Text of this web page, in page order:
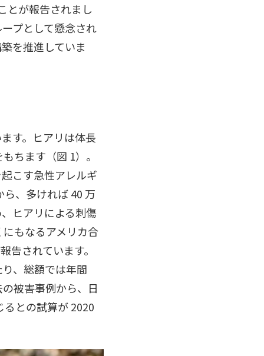
とが報告されまし
プとして懸念され
を推進していま
す。ヒアリは体長
ちます（図 1）。
こす急性アレルギ
、多ければ 40 万
ヒアリによる刺傷
もなるアメリカ合
告されています。
、総額では年間
被害事例から、日
との試算が 2020